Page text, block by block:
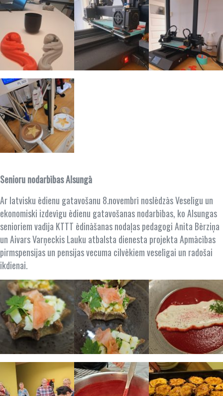
Senioru nodarbības Alsungā
Ar latvisku ēdienu gatavošanu 8.novembrī noslēdzās Veselīgu un
ekonomiski izdevīgu ēdienu gatavošanas nodarbības, ko Alsungas
senioriem vadīja KTTT ēdināšanas nodaļas pedagogi Anita Bērziņa
un Aivars Varņeckis Lauku atbalsta dienesta projekta Apmācības
pirmspensijas un pensijas vecuma cilvēkiem veselīgai un radošai
ikdienai.